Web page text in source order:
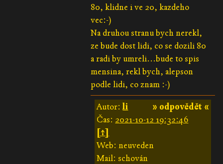
80, klidne i ve 20, kazdeho
vec:-)
Na druhou stranu bych nerekl,
ze bude dost lidi, co se dozili 80
a radi by umreli...bude to spis
mensina, rekl bych, alepson
podle lidi, co znam :-)
» odpovědět «
Autor:li
Čas: 2021-10-12 19:32:46
[↑]
Web: neuveden
Mail: schován